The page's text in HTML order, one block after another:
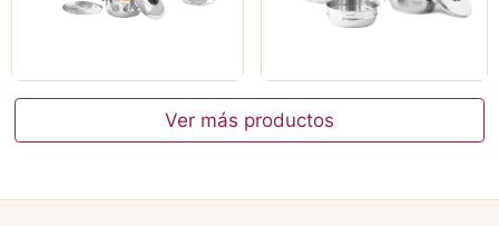
Ver más productos